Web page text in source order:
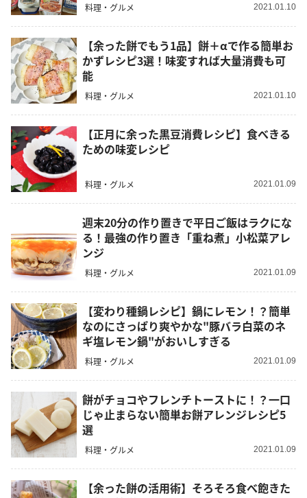
料理・グルメ 2021.01.10
【余った餅でもう1品】餅＋αで作る簡単お
かずレシピ3選！味変すれば大量消費も可
能
料理・グルメ 2021.01.10
【正月に余った黒豆消費レシピ】食べきる
ための味変レシピ
料理・グルメ 2021.01.09
週末20分の作り置きで平日ご飯はラクにな
る！最強の作り置き「重ね煮」小松菜アレ
ンジ
料理・グルメ 2021.01.09
【変わり種鍋レシピ】鍋にレモン！？簡単
なのにさっぱり爽やかな"豚バラ白菜のネ
ギ塩レモン鍋"がおいしすぎる
料理・グルメ 2021.01.09
餅がチョコやフレンチトーストに！？一口
じゃ止まらない簡単お餅アレンジレシピ5
選
料理・グルメ 2021.01.09
【余った餅の活用術】そろそろ食べ飽きた